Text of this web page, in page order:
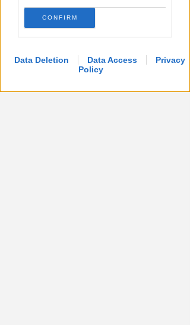
CONFIRM
Data Deletion Data Access
Privacy
Policy